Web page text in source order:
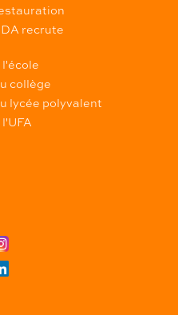
recrute
l'école
collège
lycée polyvalent
l'UFA